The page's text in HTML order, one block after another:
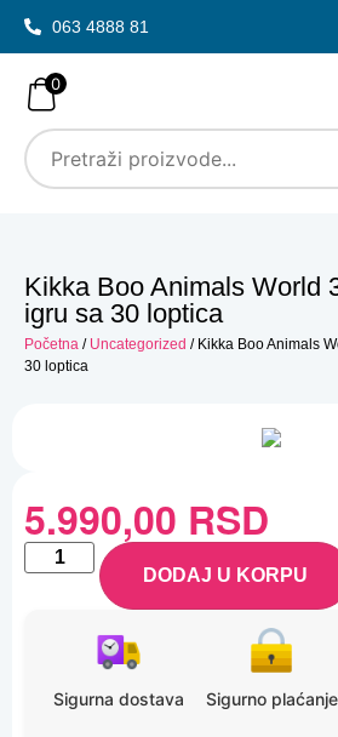
063 4888 81
0
Kikka Boo Animals World
igru sa 30 loptica
Početna / Uncategorized / Kikka Boo Animals
30 loptica
5.990,00 RSD
DODAJ U KORPU
Sigurna dostava Sigurno plaćanje